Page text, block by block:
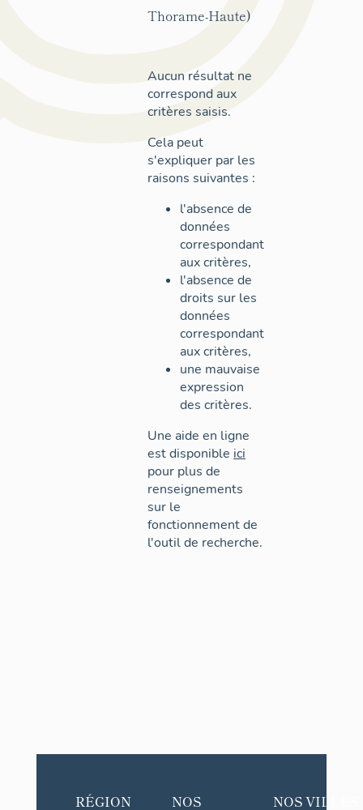
Thorame-Haute)
Aucun résultat ne
correspond aux
critères saisis.
Cela peut
s'expliquer par les
raisons suivantes :
l'absence de
données
correspondant
aux critères,
l'absence de
droits sur les
données
correspondant
aux critères,
une mauvaise
expression
des critères.
Une aide en ligne
est disponible ici
pour plus de
renseignements
sur le
fonctionnement de
l'outil de recherche.
RÉGION
NOS
NOS VILLES